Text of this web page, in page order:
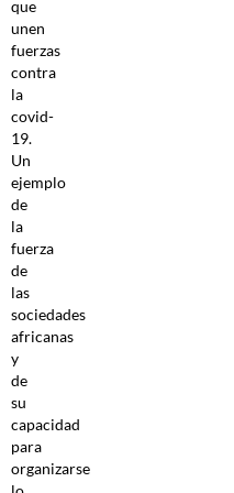
que
unen
fuerzas
contra
la
covid-
19.
Un
ejemplo
de
la
fuerza
de
las
sociedades
africanas
y
de
su
capacidad
para
organizarse